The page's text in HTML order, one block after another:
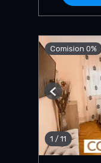
Comision 0%
1 / 11
Previous